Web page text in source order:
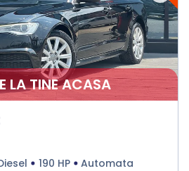
LA TINE ACASA
190 HP Automata